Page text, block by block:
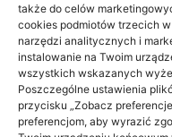
także do celów
cookies podmiotów trzecich
narzędzi analitycznych i
instalowanie na Twoim
wszystkich wskazanych
Poszczególne ustawienia
przycisku „Zobacz
preferencjom, aby wyrazić
21/06/2026